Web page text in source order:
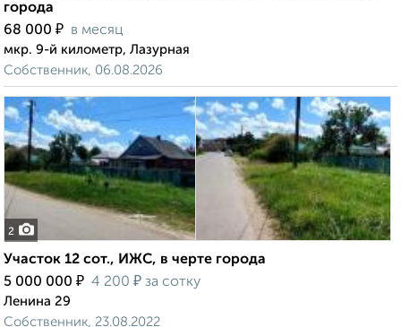
города
68 000 ₽ в месяц
мкр. 9-й километр, Лазурная
Собственник, 06.08.2026
2
Участок 12 сот., ИЖС, в черте города
5 000 000 ₽ 4 200 ₽ за сотку
Ленина 29
Собственник, 23.08.2022